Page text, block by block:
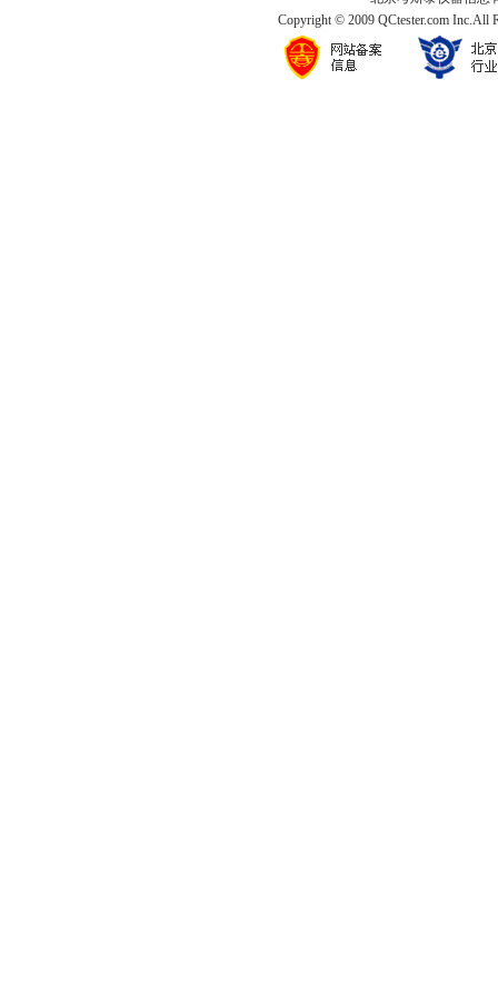
Copyright © 2009 QCtester.com Inc.All